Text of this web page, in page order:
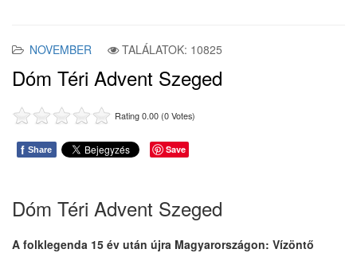
NOVEMBER TALÁLATOK: 10825
Dóm Téri Advent Szeged
Rating 0.00 (0 Votes)
f Share Save
Dóm Téri Advent Szeged
A folklegenda 15 év után újra Magyarországon: Vízöntő